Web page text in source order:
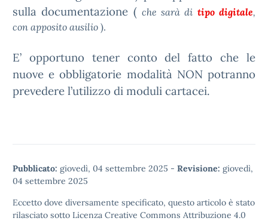
sulla documentazione ( che sarà di tipo digitale,
con apposito ausilio ).
E’ opportuno tener conto del fatto che le
nuove e obbligatorie modalità NON potranno
prevedere l’utilizzo di moduli cartacei.
Pubblicato: giovedì, 04 settembre 2025 - Revisione: giovedì,
04 settembre 2025
Eccetto dove diversamente specificato, questo articolo è stato
rilasciato sotto Licenza Creative Commons Attribuzione 4.0